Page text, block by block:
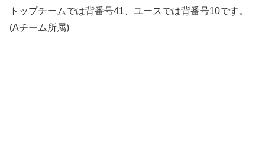
トップチームでは背番号41、ユースでは背番号10です。
(Aチーム所属)